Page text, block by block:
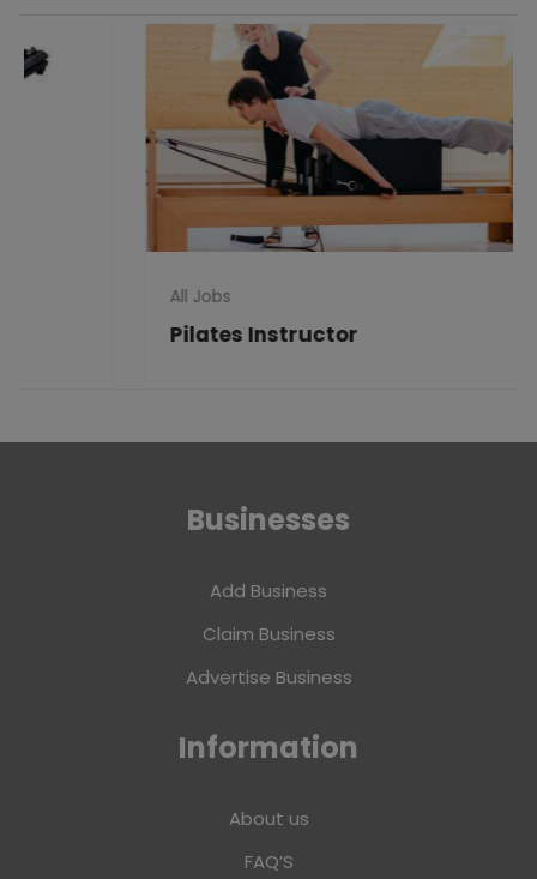
Pilates Instructor
Businesses
Add Business
Claim Business
Advertise Business
Information
About us
FAQ’S